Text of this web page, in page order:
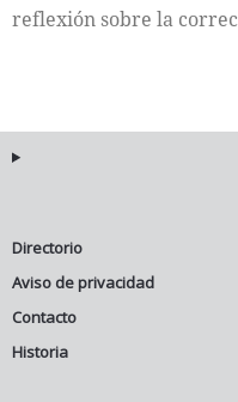
reflexión sobre la
Directorio
Aviso de privacidad
Contacto
Historia